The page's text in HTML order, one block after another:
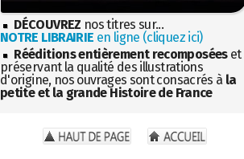
DÉCOUVREZ nos titres sur...
NOTRE LIBRAIRIE en ligne (cliquez ici)
Rééditions entièrement recomposéeset
préservant la qualité des illustrations
d'origine, nos ouvrages sont consacrés à la
petite et la grande Histoire de France